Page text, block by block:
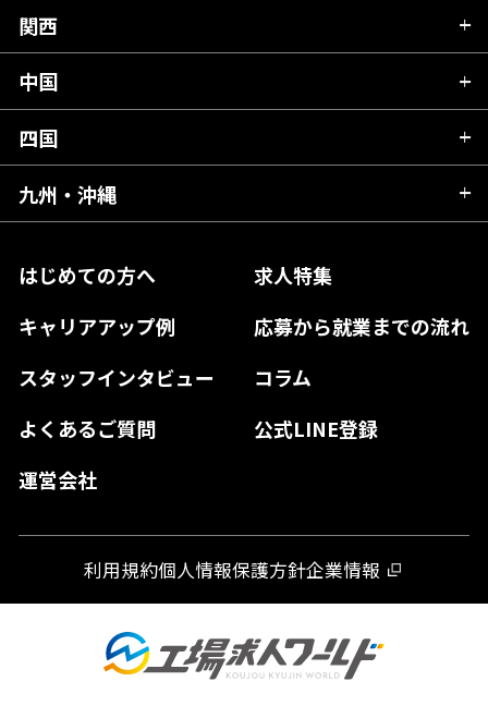
はじめての方へ
求人特集
キャリアアップ例
応募から就業までの流れ
スタッフインタビュー
コラム
よくあるご質問
公式LINE登録
運営会社
岩手県
宮城県
福島県
群馬県
埼玉県
千葉県
東京都
神奈川県
富山県
石川県
山梨県
長野県
岐阜県
静岡県
愛知県
関西
滋賀県
京都府
大阪府
奈良県
和歌山県
中国
広島県
岡山県
島根県
山口県
四国
愛媛県
徳島県
九州・沖縄
熊本県
宮崎県
利用規約個人情報保護方針企業情報